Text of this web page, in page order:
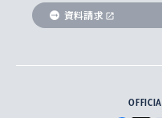
Futures） – 持
総合人間科学研究
経済学研究科
アメリカ・カナダ
メディア・ジャ
企業の採用ご担
学費・奨学金
学部入学前に出
ダイバーシティ
上智大学のネット
父母・保証人と
上智大学の出版物
上智大学大学案
上智大学のビジ
資料請求